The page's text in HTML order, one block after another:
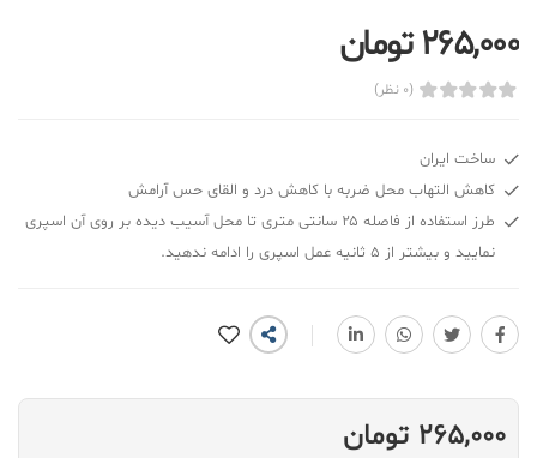
265,000 تومان
(0 نظر)
ساخت ایران
کاهش التهاب محل ضربه با کاهش درد و القای حس آرامش
طرز استفاده از فاصله ۲۵ سانتی متری تا محل آسیب دیده بر روی آن اسپری
نمایید و بیشتر از ۵ ثانیه عمل اسپری را ادامه ندهید.
265,000 تومان